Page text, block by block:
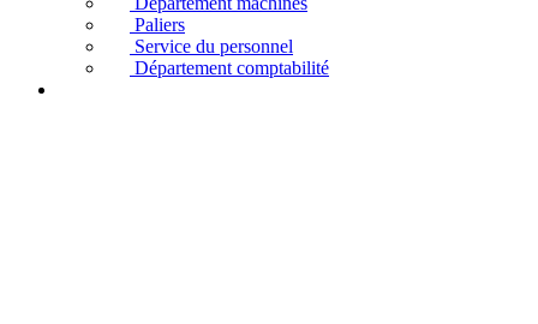
Paliers
Service du personnel
Département comptabilité